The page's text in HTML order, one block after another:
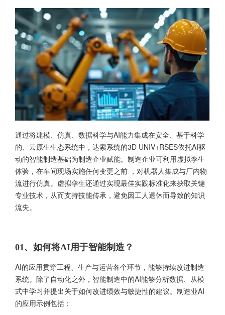
通过将建模、仿真、数据科学与AI能力集成在安全、基于科学
的、云原生生态系统中，达索系统的3D UNIV+RSES依托AI驱
动的智能制造基础为制造企业赋能。制造企业可利用虚拟孪生
体验，在车间现场实施任何变更之前 ，对机器人集成与厂内物
流进行仿真。虚拟孪生还通过实现最佳实践标准化来获取关键
专业技术，从而支持技能传承，避免因工人退休而导致的知识
流失。
01、如何将AI用于智能制造？
AI的应用贯穿工程、生产与运营各个环节，能够持续改进制造
系统。除了自动化之外，智能制造中的AI能够分析数据、从模
式中学习并提出关于如何改进绩效与敏捷性的建议。制造业AI
的应用示例包括：